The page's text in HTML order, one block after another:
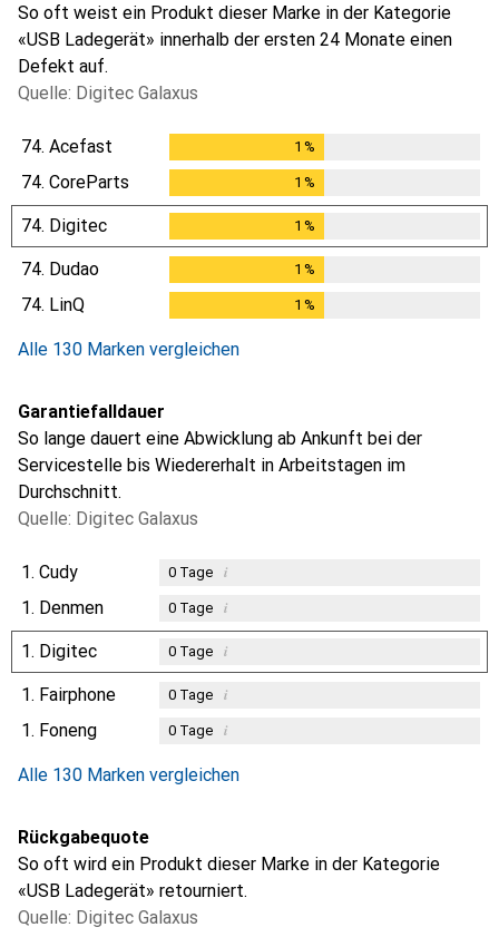
So oft weist ein Produkt dieser Marke in der Kategorie
«USB Ladegerät» innerhalb der ersten 24 Monate einen
Defekt auf.
Quelle: Digitec Galaxus
74. Acefast 1 %
74. CoreParts 1 %
74. Digitec 1 %
74. Dudao 1 %
74. LinQ 1 %
Alle 130 Marken vergleichen
Garantiefalldauer
So lange dauert eine Abwicklung ab Ankunft bei der
Servicestelle bis Wiedererhalt in Arbeitstagen im
Durchschnitt.
Quelle: Digitec Galaxus
1. Cudy 0Tage i
1. Denmen 0Tage i
1. Digitec 0Tage i
1. Fairphone 0Tage i
1. Foneng 0Tage i
Alle 130 Marken vergleichen
Rückgabequote
So oft wird ein Produkt dieser Marke in der Kategorie
«USB Ladegerät» retourniert.
Quelle: Digitec Galaxus